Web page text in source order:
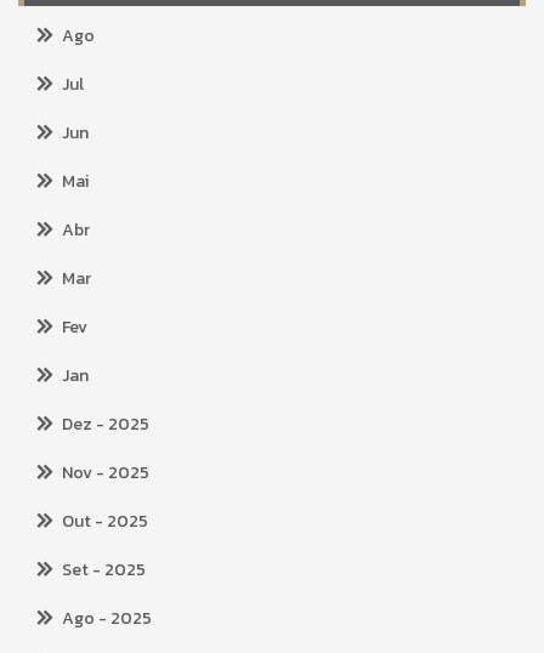
Ago
Jul
Jun
Mai
Abr
Mar
Fev
Jan
Dez - 2025
Nov- 2025
Out- 2025
Set- 2025
Ago - 2025